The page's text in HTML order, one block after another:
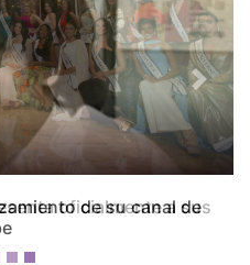
oficialmente a sus
Next